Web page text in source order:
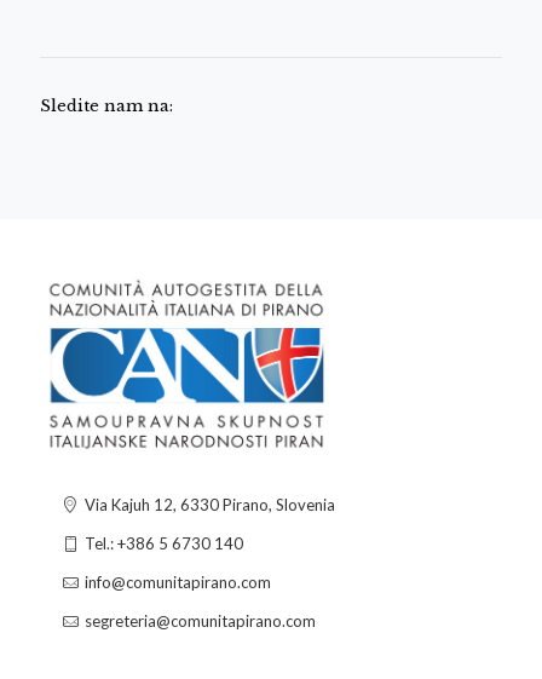
Sledite nam na:
Via Kajuh 12, 6330 Pirano, Slovenia
Tel.: +386 5 6730 140
info@comunitapirano.com
segreteria@comunitapirano.com